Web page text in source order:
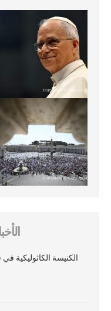
الكنيسة الكاثوليكية في